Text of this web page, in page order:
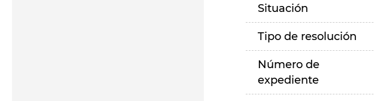
Situación
Tipo de resolución
Número de
expediente